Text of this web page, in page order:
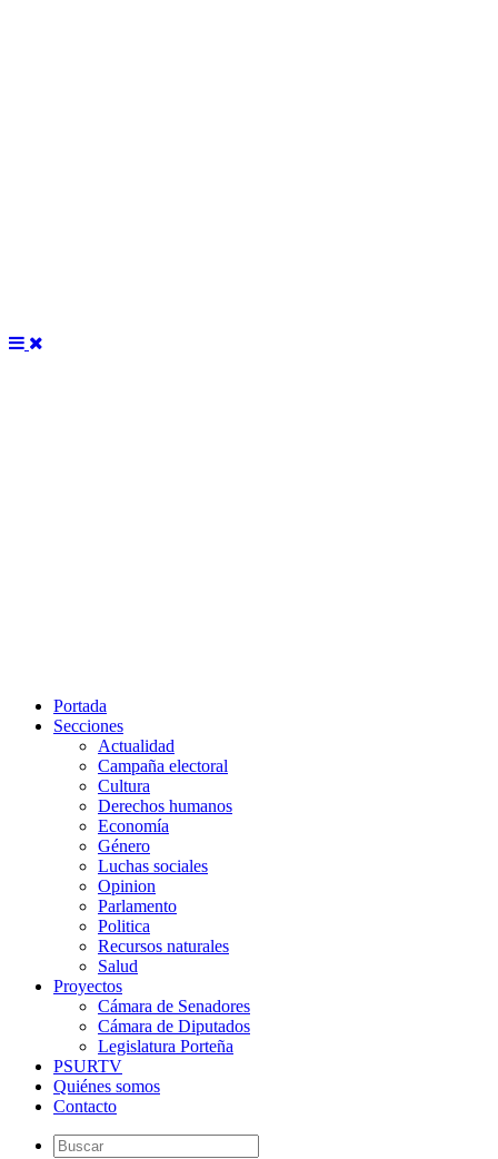
Portada
Secciones
Actualidad
Campaña electoral
Cultura
Derechos humanos
Economía
Género
Luchas sociales
Opinion
Parlamento
Politica
Recursos naturales
Salud
Proyectos
Cámara de Senadores
Cámara de Diputados
Legislatura Porteña
PSURTV
Quiénes somos
Contacto